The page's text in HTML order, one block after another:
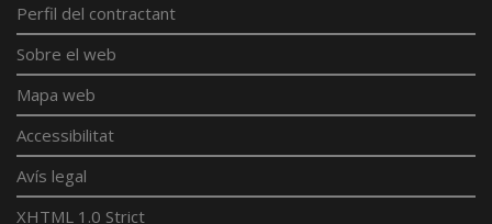
Perfil del contractant
Sobre el web
Mapa web
Accessibilitat
Avís legal
XHTML 1.0 Strict